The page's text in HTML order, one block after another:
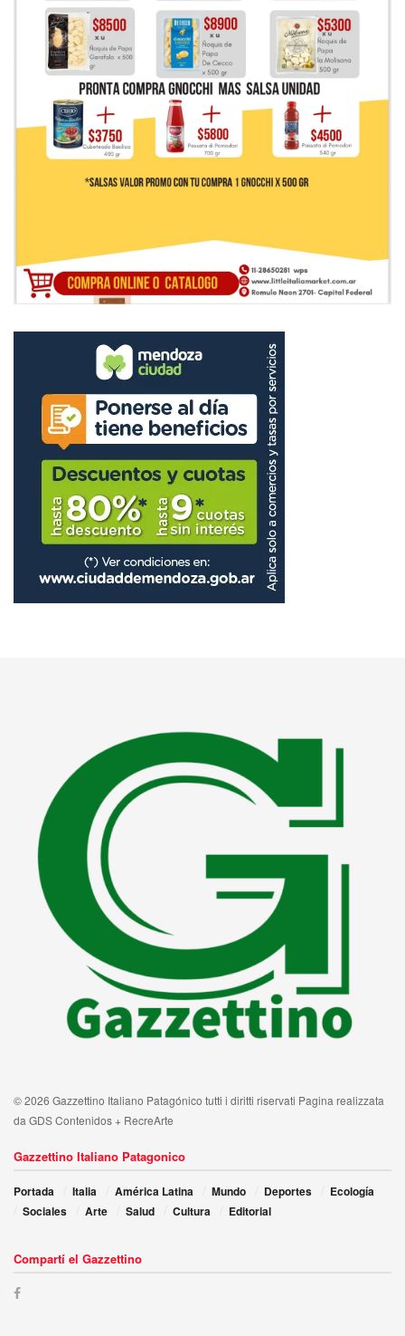
© 2026 Gazzettino Italiano Patagónico tutti i diritti riservati Pagina realizzata
da GDS Contenidos + RecreArte
Gazzettino Italiano Patagonico
Portada Italia América Latina Mundo Deportes
Ecología
Sociales
Arte Salud Cultura Editorial
Compartí el Gazzettino